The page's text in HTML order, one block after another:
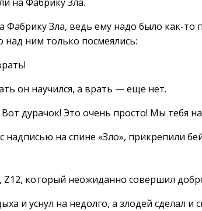
Зла, ведь ему надо было как-то
над ним только посмеялись:
он научился, а врать — еще нет.
дурачок! Это очень просто! Мы тебя
на спине «Зло», прикрепили
Z12, который неожиданно совершил
и уснул на недолго, а злодей сделал и